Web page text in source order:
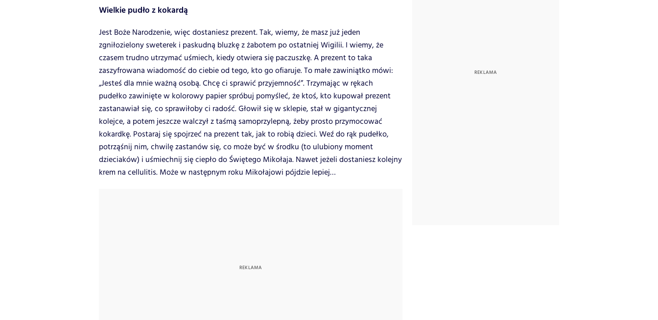
Wielkie pudło z kokardą
Jest Boże Narodzenie, więc dostaniesz prezent. Tak, wiemy, że masz już jeden
zgniłozielony sweterek i paskudną bluzkę z żabotem po ostatniej Wigilii. I wiemy, że
czasem trudno utrzymać uśmiech, kiedy otwiera się paczuszkę. A prezent to taka
zaszyfrowana wiadomość do ciebie od tego, kto go ofiaruje. To małe zawiniątko mówi:
„Jesteś dla mnie ważną osobą. Chcę ci sprawić przyjemność”. Trzymając w rękach
pudełko zawinięte w kolorowy papier spróbuj pomyśleć, że ktoś, kto kupował prezent
zastanawiał się, co sprawiłoby ci radość. Głowił się w sklepie, stał w gigantycznej
kolejce, a potem jeszcze walczył z taśmą samoprzylepną, żeby prosto przymocować
kokardkę. Postaraj się spojrzeć na prezent tak, jak to robią dzieci. Weź do rąk pudełko,
potrząśnij nim, chwilę zastanów się, co może być w środku (to ulubiony moment
dzieciaków) i uśmiechnij się ciepło do Świętego Mikołaja. Nawet jeżeli dostaniesz kolejny
krem na cellulitis. Może w następnym roku Mikołajowi pójdzie lepiej…